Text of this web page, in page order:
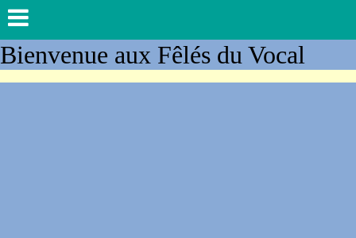
Bienvenue aux Fêlés du Vocal